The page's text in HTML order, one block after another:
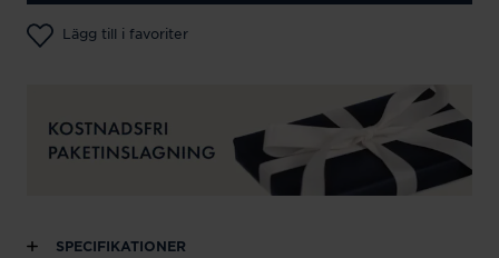
Lägg till i favoriter
SPECIFIKATIONER